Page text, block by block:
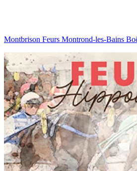
Montbrison Feurs Montrond-les-Bains